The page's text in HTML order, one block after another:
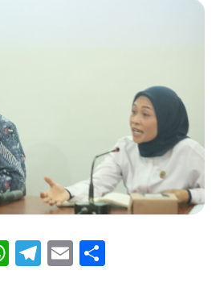
W T
E